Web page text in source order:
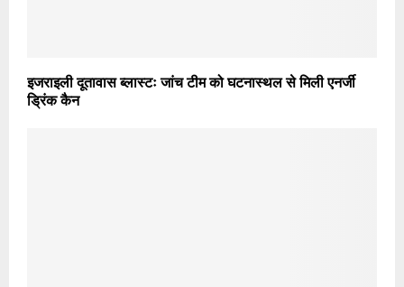
इजराइली दूतावास ब्लास्टः जांच टीम को घटनास्थल से मिली एनर्जी
ड्रिंक कैन